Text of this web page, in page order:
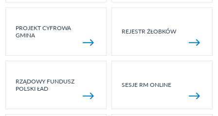
PROJEKT CYFROWA
GMINA
REJESTR ŻŁOBKÓW
RZĄDOWY FUNDUSZ
POLSKI ŁAD
SESJE RM ONLINE